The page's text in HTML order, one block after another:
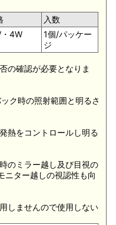
入数
4W
1個/パッケー
ジ
の確認が必要となりま
ク時の照射範囲と明るさ
熱をコントロールし明る
のミラー越し及び目視の
ニター越しの視認性も向
しませんので使用しない